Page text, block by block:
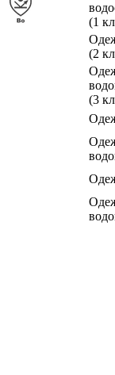
(1
(2
(3